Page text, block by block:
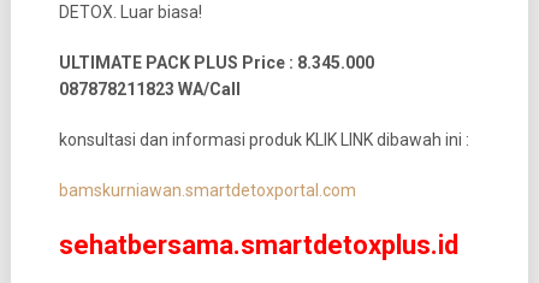
DETOX. Luar biasa!
ULTIMATE PACK PLUS Price : 8.345.000
087878211823 WA/Call
konsultasi dan informasi produk KLIK LINK dibawah ini :
bamskurniawan.smartdetoxportal.com
sehatbersama.smartdetoxplus.id